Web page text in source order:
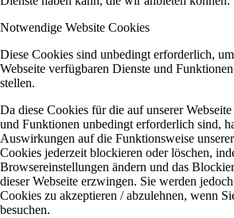
Notwendige Website Cookies
Diese Cookies sind unbedingt erforderlich,
Webseite verfügbaren Dienste und
stellen.
Da diese Cookies für die auf unserer
und Funktionen unbedingt erforderlich sind,
Auswirkungen auf die Funktionsweise
Cookies jederzeit blockieren oder löschen,
Browsereinstellungen ändern und das
dieser Webseite erzwingen. Sie werden
Cookies zu akzeptieren / abzulehnen, wenn
besuchen.